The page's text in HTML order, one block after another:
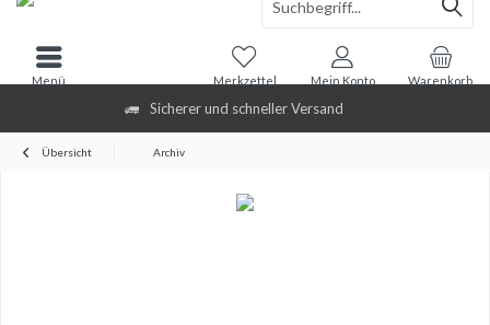
Sicherer und schneller Versand
Warenkorb
Merkzettel Mein Konto
Menü
Übersicht Archiv